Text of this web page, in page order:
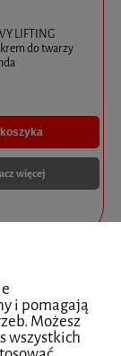
LIFTING
do twarzy
więcej
i pomagają
Możesz
wszystkich